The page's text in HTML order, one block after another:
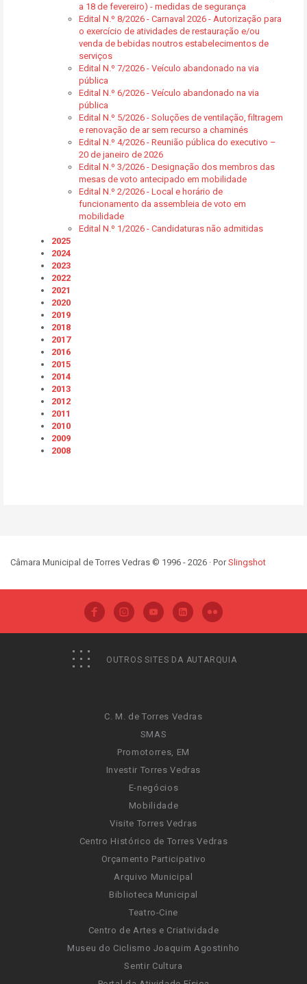
a 18 de fevereiro) - medidas de segurança
Edital N.º 8/2026 - Carnaval 2026 - Autorização para
o exercício de atividades de restauração e/ou
venda de bebidas noutros estabelecimentos de
serviços
Edital N.º 7/2026 - Veículo abandonado na via
pública
Edital N.º 6/2026 - Veículo abandonado na via
pública
Edital N.º 5/2026 - Soluções de ventilação, filtragem
e renovação de ar sem recurso a chaminés
Edital N.º 4/2026 - Reunião pública do executivo –
20 de janeiro de 2026
Edital N.º 3/2026 - Designação dos membros das
mesas de voto antecipado em mobilidade
Edital N.º 2/2026 - Local e horário de
funcionamento da assembleia de voto em
mobilidade
Edital N.º 1/2026 - Candidaturas não admitidas
2025
2024
2023
2022
2021
2020
2019
2018
2017
2016
2015
2014
2013
2012
2011
2010
2009
2008
Câmara Municipal de Torres Vedras © 1996 - 2026 · PorSlingshot
OUTROS SITES DA AUTARQUIA
C. M. de Torres Vedras
SMAS
Promotorres, EM
Investir Torres Vedras
E-negócios
Mobilidade
Visite Torres Vedras
Centro Histórico de Torres Vedras
Orçamento Participativo
Arquivo Municipal
Biblioteca Municipal
Teatro-Cine
Centro de Artes e Criatividade
Museu do Ciclismo Joaquim Agostinho
Sentir Cultura